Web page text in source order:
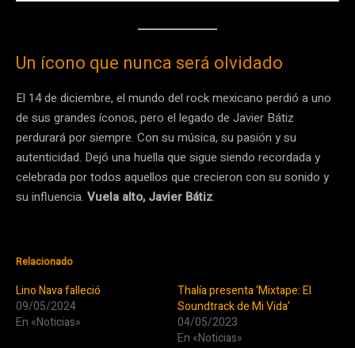
Un ícono que nunca será olvidado
El 14 de diciembre, el mundo del rock mexicano perdió a uno
de sus grandes íconos, pero el legado de Javier Bátiz
perdurará por siempre. Con su música, su pasión y su
autenticidad. Dejó una huella que sigue siendo recordada y
celebrada por todos aquellos que crecieron con su sonido y
su influencia. Vuela alto, Javier Bátiz.
Relacionado
Lino Nava falleció
09/05/2024
En «Noticias»
Thalía presenta ‘Mixtape: El
Soundtrack de Mi Vida’
04/05/2023
En «Noticias»